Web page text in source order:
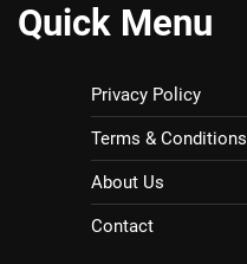
Quick Menu
Privacy Policy
Terms & Conditions
About Us
Contact